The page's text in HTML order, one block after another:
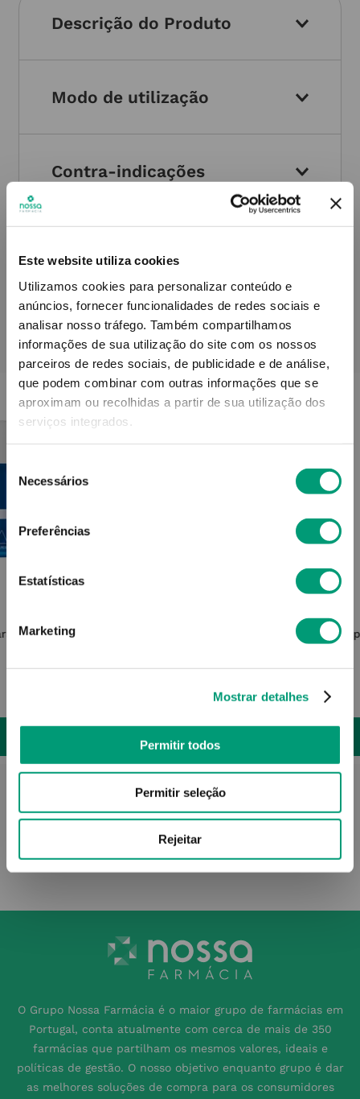
Este website utiliza cookies
Utilizamos cookies para personalizar conteúdo e
anúncios, fornecer funcionalidades de redes sociais e
analisar nosso tráfego. Também compartilhamos
informações de sua utilização do site com os nossos
parceiros de redes sociais, de publicidade e de análise,
que podem combinar com outras informações que se
aproximam ou recolhidas a partir de sua utilização dos
serviços integrados.
Seleção
Necessários
Preferências
Estatísticas
Marketing
Mostrar detalhes
Permitir todos
Permitir seleção
Rejeitar
Descrição do Produto
Modo de utilização
Contra-indicações
PODERÁ TAMBÉM GOSTAR
67 €
O Grupo Nossa Farmácia é o maior grupo de farmácias em
Portugal, conta atualmente com cerca de mais de 350
farmácias que partilham os mesmos valores, ideais e
políticas de gestão. O nosso objetivo enquanto grupo é dar
as melhores soluções de compra para os consumidores